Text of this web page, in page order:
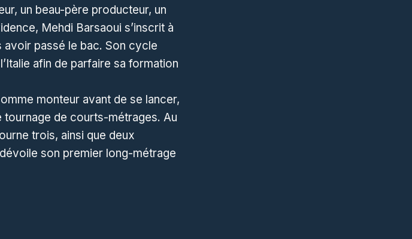
un beau-père producteur, un
Mehdi Barsaoui s’inscrit à
avoir passé le bac. Son cycle
afin de parfaire sa formation
monteur avant de se lancer,
tournage de courts-métrages. Au
trois, ainsi que deux
son premier long-métrage